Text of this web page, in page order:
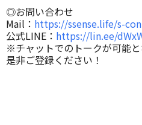
◎お問い合わせ
Mail： https://ssense.life/s-
公式LINE： https://lin.ee/
※チャットでのトークが可能と
是非ご登録ください！